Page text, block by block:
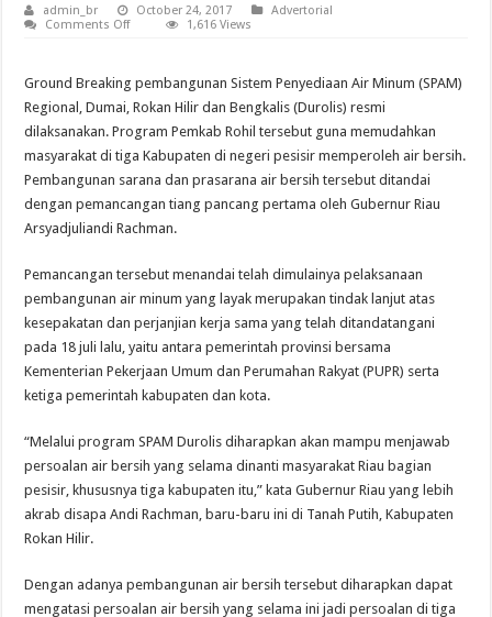
admin_br October 24, 2017
Advertorial
Comments Offon
Bersih
Masyarakat,
Pemkab
Gesa
Pembangunan
SPAM
Durolis
1,616 Views
Ground Breaking pembangunan Sistem Penyediaan Air Minum (SPAM)
Regional, Dumai, Rokan Hilir dan Bengkalis (Durolis) resmi
dilaksanakan. Program Pemkab Rohil tersebut guna memudahkan
masyarakat di tiga Kabupaten di negeri pesisir memperoleh air bersih.
Pembangunan sarana dan prasarana air bersih tersebut ditandai
dengan pemancangan tiang pancang pertama oleh Gubernur Riau
Arsyadjuliandi Rachman.
Pemancangan tersebut menandai telah dimulainya pelaksanaan
pembangunan air minum yang layak merupakan tindak lanjut atas
kesepakatan dan perjanjian kerja sama yang telah ditandatangani
pada 18 juli lalu, yaitu antara pemerintah provinsi bersama
Kementerian Pekerjaan Umum dan Perumahan Rakyat (PUPR) serta
ketiga pemerintah kabupaten dan kota.
“Melalui program SPAM Durolis diharapkan akan mampu menjawab
persoalan air bersih yang selama dinanti masyarakat Riau bagian
pesisir, khususnya tiga kabupaten itu,” kata Gubernur Riau yang lebih
akrab disapa Andi Rachman, baru-baru ini di Tanah Putih, Kabupaten
Rokan Hilir.
Dengan adanya pembangunan air bersih tersebut diharapkan dapat
mengatasi persoalan air bersih yang selama ini jadi persoalan di tiga